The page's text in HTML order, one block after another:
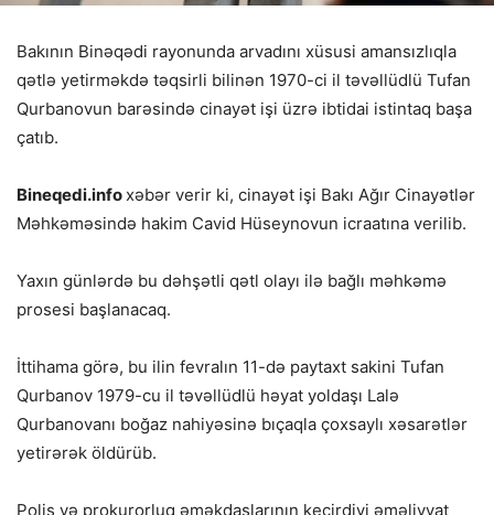
Bakının Binəqədi rayonunda arvadını xüsusi amansızlıqla
qətlə yetirməkdə təqsirli bilinən 1970-ci il təvəllüdlü Tufan
Qurbanovun barəsində cinayət işi üzrə ibtidai istintaq başa
çatıb.
Bineqedi.infoxəbər verir ki, cinayət işi Bakı Ağır Cinayətlər
Məhkəməsində hakim Cavid Hüseynovun icraatına verilib.
Yaxın günlərdə bu dəhşətli qətl olayı ilə bağlı məhkəmə
prosesi başlanacaq.
İttihama görə, bu ilin fevralın 11-də paytaxt sakini Tufan
Qurbanov 1979-cu il təvəllüdlü həyat yoldaşı Lalə
Qurbanovanı boğaz nahiyəsinə bıçaqla çoxsaylı xəsarətlər
yetirərək öldürüb.
Polis və prokurorluq əməkdaşlarının keçirdiyi əməliyyat